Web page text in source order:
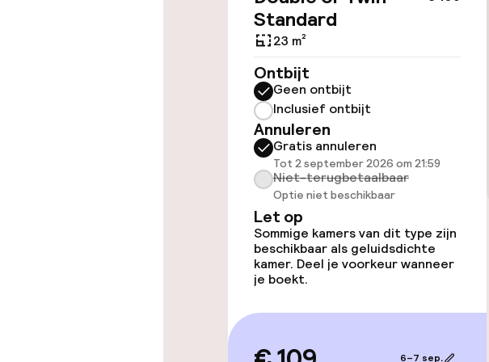
Overal rolstoeltoegankelijk
Lift
Zwemmen & wellness
Fitnessruimte / gym
Entertainment
Standard
23 m²
Ontbijt
Geen ontbijt
Inclusief ontbijt
Annuleren
Gratis annuleren
Tot 2 september 2026 om 21:59
Niet-terugbetaalbaar
Optie niet beschikbaar
Let op
Sommige kamers van dit type zijn
beschikbaar als geluidsdichte
kamer. Deel je voorkeur wanneer
je boekt.
6–7 sep.